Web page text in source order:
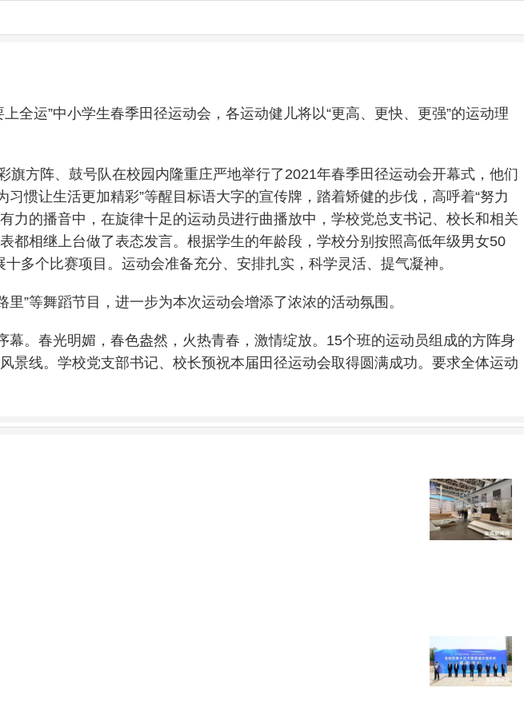
全运”中小学生春季田径运动会，各运动健儿将以“更高、更快、更强”的运动理
方阵、鼓号队在校园内隆重庄严地举行了2021年春季田径运动会开幕式，他们
惯让生活更加精彩”等醒目标语大字的宣传牌，踏着矫健的步伐，高呼着“努力
力的播音中，在旋律十足的运动员进行曲播放中，学校党总支书记、校长和相关
相继上台做了表态发言。根据学生的年龄段，学校分别按照高低年级男女50
多个比赛项目。运动会准备充分、安排扎实，科学灵活、提气凝神。
”等舞蹈节目，进一步为本次运动会增添了浓浓的活动氛围。
。春光明媚，春色盎然，火热青春，激情绽放。15个班的运动员组成的方阵身
线。学校党支部书记、校长预祝本届田径运动会取得圆满成功。要求全体运动